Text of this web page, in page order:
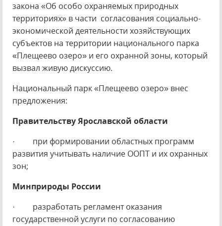
закона «Об особо охраняемых природных
территориях» в части согласования социально-
экономической деятельности хозяйствующих
субъектов на территории национального парка
«Плещеево озеро» и его охранной зоны, который
вызвал живую дискуссию.
Национальный парк «Плещеево озеро» внес
предложения:
Правительству Ярославской области
· при формировании областных программ
развития учитывать наличие ООПТ и их охранных
зон;
Минприроды России
· разработать регламент оказания
государственной услуги по согласованию